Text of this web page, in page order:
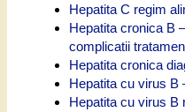
Hepatita C regim
Hepatita cronica B
complicatii
Hepatita cronica
Hepatita cu virus B
Hepatita cu virus B